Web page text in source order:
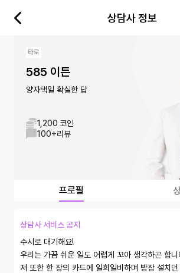
상담사 정보
타로
585 이든
양자택일 확실한 답
1,200 코인
100+리뷰
프로필
상담사 서비스 공지
수시로 대기해요!
우리는 가끔 쉬운 일도 어렵게 꼬아 생각하곤 합니
저 또한 한 장의 카드에 일희일비하며 밤잠 설치